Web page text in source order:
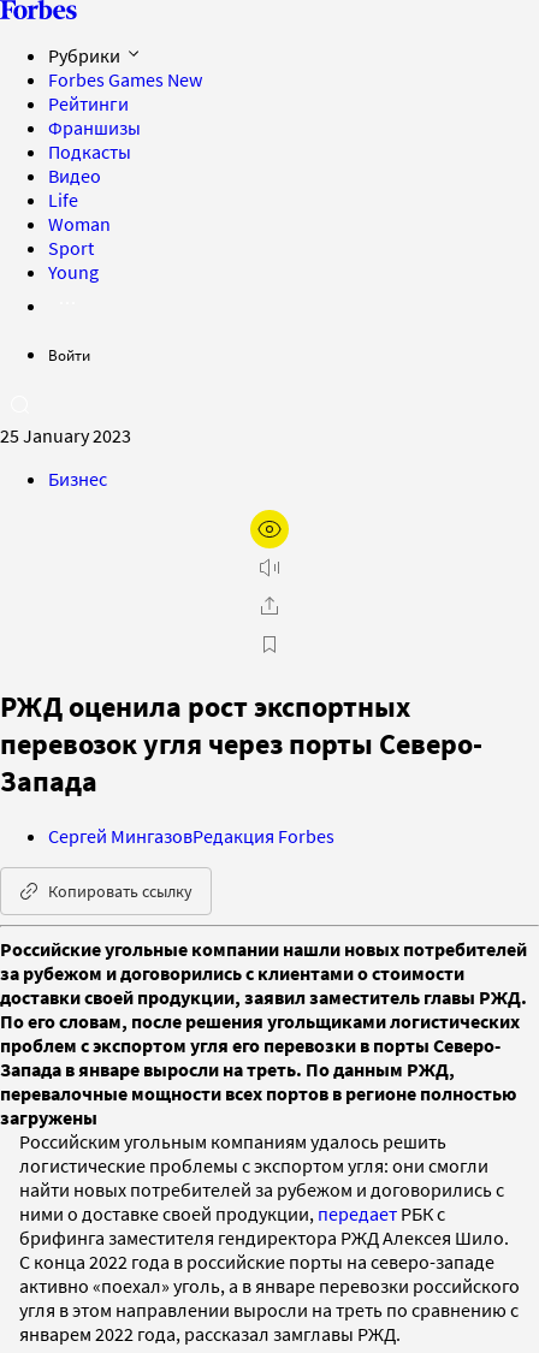
Рубрики
Forbes Games New
Рейтинги
Франшизы
Подкасты
Видео
Life
Woman
Sport
Young
Войти
25 January 2023
Бизнес
РЖД оценила рост экспортных
перевозок угля через порты Северо-
Запада
Сергей МингазовРедакция Forbes
Копировать ссылку
Российские угольные компании нашли новых потребителей
за рубежом и договорились с клиентами о стоимости
доставки своей продукции, заявил заместитель главы РЖД.
По его словам, после решения угольщиками логистических
проблем с экспортом угля его перевозки в порты Северо-
Запада в январе выросли на треть. По данным РЖД,
перевалочные мощности всех портов в регионе полностью
загружены
Российским угольным компаниям удалось решить
логистические проблемы с экспортом угля: они смогли
найти новых потребителей за рубежом и договорились с
ними о доставке своей продукции, передает РБК с
брифинга заместителя гендиректора РЖД Алексея Шило.
С конца 2022 года в российские порты на северо-западе
активно «поехал» уголь, а в январе перевозки российского
угля в этом направлении выросли на треть по сравнению с
январем 2022 года, рассказал замглавы РЖД.